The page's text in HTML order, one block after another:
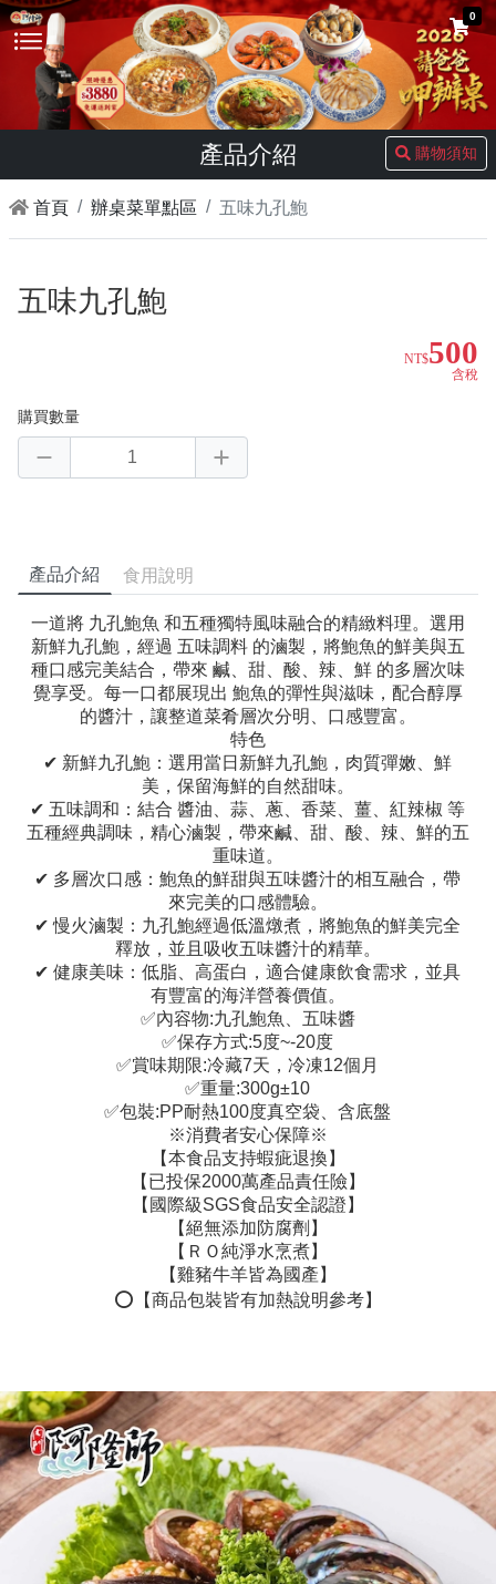
0
產品介紹
首頁 辦桌菜單點區 五味九孔鮑
購物須知
五味九孔鮑
NT$500
含稅
購買數量
產品介紹 食用說明
一道將 九孔鮑魚 和五種獨特風味融合的精緻料理。選用
新鮮九孔鮑，經過 五味調料 的滷製，將鮑魚的鮮美與五
種口感完美結合，帶來 鹹、甜、酸、辣、鮮 的多層次味
覺享受。每一口都展現出 鮑魚的彈性與滋味，配合醇厚
的醬汁，讓整道菜肴層次分明、口感豐富。
特色
✔ 新鮮九孔鮑：選用當日新鮮九孔鮑，肉質彈嫩、鮮
美，保留海鮮的自然甜味。
✔ 五味調和：結合 醬油、蒜、蔥、香菜、薑、紅辣椒 等
五種經典調味，精心滷製，帶來鹹、甜、酸、辣、鮮的五
重味道。
✔ 多層次口感：鮑魚的鮮甜與五味醬汁的相互融合，帶
來完美的口感體驗。
✔ 慢火滷製：九孔鮑經過低溫燉煮，將鮑魚的鮮美完全
釋放，並且吸收五味醬汁的精華。
✔ 健康美味：低脂、高蛋白，適合健康飲食需求，並具
有豐富的海洋營養價值。
✅內容物:九孔鮑魚、五味醬
✅保存方式:5度~-20度
✅賞味期限:冷藏7天，冷凍12個月
✅重量:300g±10
✅包裝:PP耐熱100度真空袋、含底盤
※消費者安心保障※
【本食品支持蝦疵退換】
【已投保2000萬產品責任險】
【國際級SGS食品安全認證】
【絕無添加防腐劑】
【ＲＯ純淨水烹煮】
【雞豬牛羊皆為國產】
⭕️【商品包裝皆有加熱說明參考】